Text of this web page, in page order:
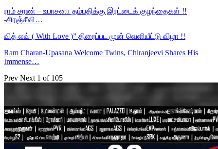
ராம் சரண் – உபாசனா தம்பதிக்கு இரட்டைக் குழந்தைகள் !!
-சிரஞ்சீவி…
வித் லவ் ( With Love )” திரைப்பட முன் வெளியீட்டு விழா !!
Ram Charan-Upasana Welcome Twins, Chiranjeevi Shares His
Immense…
Prev Next 1 of 105